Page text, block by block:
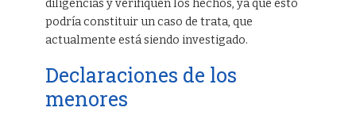
diligencias y verifiquen los hechos, ya que esto
podría constituir un caso de trata, que
actualmente está siendo investigado.
Declaraciones de los
menores